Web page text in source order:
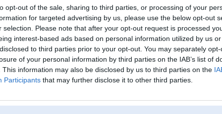
opt-out of the sale, sharing to third parties, or processing of your
for targeted advertising by us, please use the below opt-out
selection. Please note that after your opt-out request is processed
interest-based ads based on personal information utilized by us
to third parties prior to your opt-out. You may separately
of your personal information by third parties on the IAB’s list of
This information may also be disclosed by us to third parties on the
Participants that may further disclose it to other third parties.
Lietotāja milzi5 profils
Pēdējo reizi manīts: 19. Jun 2026, 21:47
Lietotājvārds:
milzi5
Braucu ar:
s14a
Ziņojumi forumā:
[Pēdējie ziņojumi forumā]